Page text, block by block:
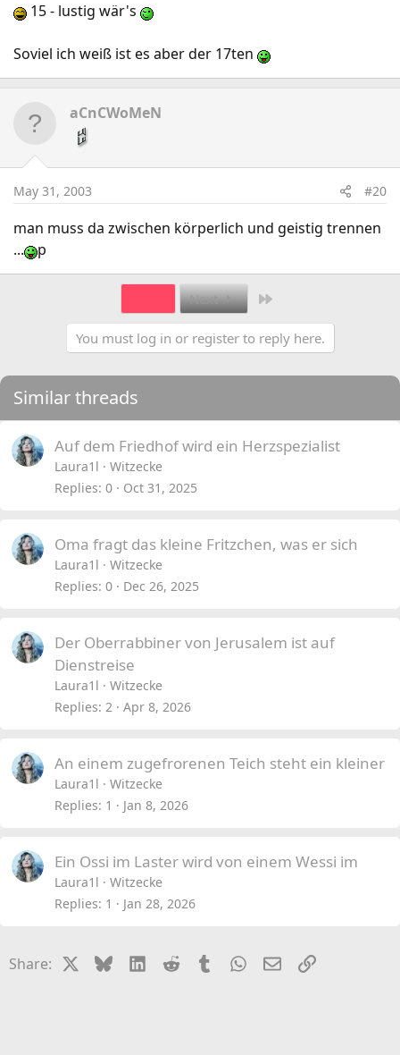
15 - lustig wär's
Soviel ich weiß ist es aber der 17ten
aCnCWoMeN
May 31, 2003 #20
man muss da zwischen körperlich und geistig trennen
...
p
Next
You must log in or register to reply here.
Similar threads
Auf dem Friedhof wird ein Herzspezialist
Laura1l
Witzecke
Replies 0 Oct 31, 2025
Oma fragt das kleine Fritzchen, was er sich
Laura1l
Witzecke
Replies 0 Dec 26, 2025
Der Oberrabbiner von Jerusalem ist auf
Dienstreise
Laura1l
Witzecke
Replies 2 Apr 8, 2026
An einem zugefrorenen Teich steht ein kleiner
Laura1l
Witzecke
Replies 1 Jan 8, 2026
Ein Ossi im Laster wird von einem Wessi im
Laura1l
Witzecke
Replies 1 Jan 28, 2026
Share: BlueskyLinkedIn
Reddit TumblrWhatsApp
EmailLink